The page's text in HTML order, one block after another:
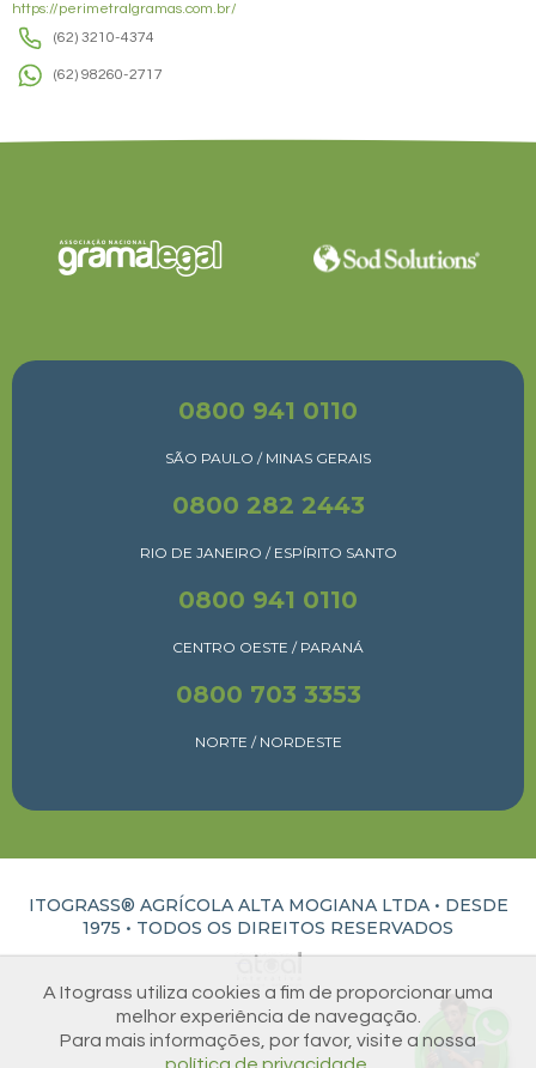
https://perimetralgramas.com.br/
(62) 3210-4374
(62) 98260-2717
0800 941 0110
SÃO PAULO / MINAS GERAIS
0800 282 2443
RIO DE JANEIRO / ESPÍRITO SANTO
0800 941 0110
CENTRO OESTE / PARANÁ
0800 703 3353
NORTE / NORDESTE
ITOGRASS® AGRÍCOLA ALTA MOGIANA LTDA • DESDE
1975 • TODOS OS DIREITOS RESERVADOS
A Itograss utiliza cookies a fim de proporcionar uma
melhor experiência de navegação.
Para mais informações, por favor, visite a nossa